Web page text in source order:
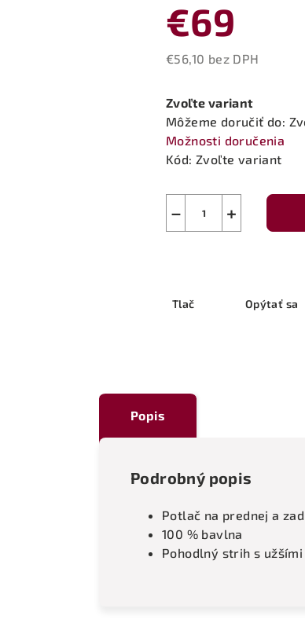
€69
€56,10 bez DPH
cena:
Zvoľte variant
Môžeme doručiť do:
Možnosti doručenia
Kód: Zvoľte variant
+
−
Tlač Opýtať sa
Popis
Podrobný popis
Potlač na prednej a
100 % bavlna
Pohodlný strih s